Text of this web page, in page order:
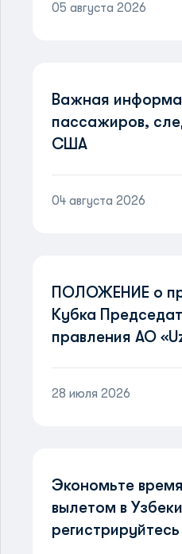
05 августа 2026
Важная
пассажиров,
США
04 августа 2026
ПОЛОЖЕНИЕ о
Кубка
правления АО
28 июля 2026
Экономьте
вылетом в